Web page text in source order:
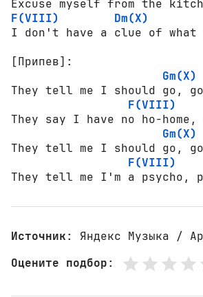
F(VIII)
Dm(X)
I don't have a clue of what
[Припев]:
Gm(X)
They tell me I should go,
F(VIII)
They say I have no ho-home,
Gm(X)
They tell me I should go,
F(VIII)
They tell me I'm a psycho,
Источник: Яндекс Музыка /
Оцените подбор: